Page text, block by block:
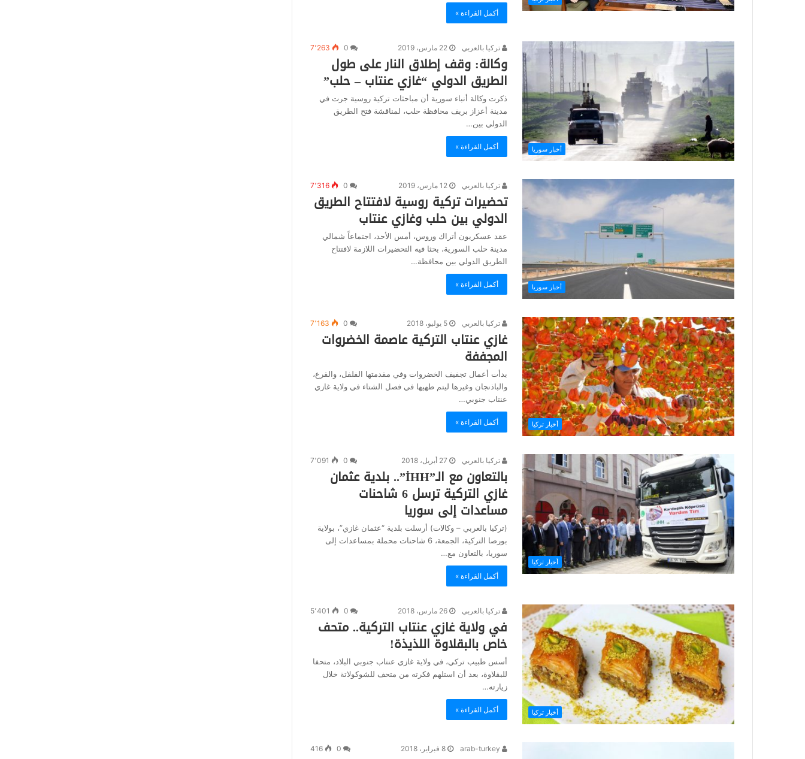
أكمل القراءة »
أخبار سوريا
تركيا بالعربي 22 مارس، 2019 7٬263
وكالة: وقف إطلاق النار على طول
الطريق الدولي “غازي عنتاب – حلب”
ذكرت وكالة أنباء سورية أن مباحثات تركية روسية جرت في
مدينة أعزاز بريف محافظة حلب، لمناقشة فتح الطريق
الدولي بين…
أكمل القراءة »
أخبار سوريا
تركيا بالعربي 12 مارس، 2019 7٬316
تحضيرات تركية روسية لافتتاح الطريق
الدولي بين حلب وغازي عنتاب
عقد عسكريون أتراك وروس، أمس الأحد، اجتماعاً شمالي
مدينة حلب السورية، بحثا فيه التحضيرات اللازمة لافتتاح
الطريق الدولي بين محافظة…
أكمل القراءة »
أخبار تركيا
تركيا بالعربي 5 يوليو، 2018 7٬163
غازي عنتاب التركية عاصمة الخضروات
المجففة
بدأت أعمال تجفيف الخضروات وفي مقدمتها الفلفل، والقرع،
والباذنجان وغيرها ليتم طهيها في فصل الشتاء في ولاية غازي
عنتاب جنوبي…
أكمل القراءة »
أخبار تركيا
تركيا بالعربي 27 أبريل، 2018 7٬091
بالتعاون مع الـ”İHH”.. بلدية عثمان
غازي التركية ترسل 6 شاحنات
مساعدات إلى سوريا
(تركيا بالعربي – وكالات) أرسلت بلدية “عثمان غازي”، بولاية
بورصا التركية، الجمعة، 6 شاحنات محملة بمساعدات إلى
سوريا، بالتعاون مع…
أكمل القراءة »
أخبار تركيا
تركيا بالعربي 26 مارس، 2018 5٬401
في ولاية غازي عنتاب التركية.. متحف
خاص بالبقلاوة اللذيذة!
أسس طبيب تركي، في ولاية غازي عنتاب جنوبي البلاد، متحفا
للبقلاوة، بعد أن استلهم فكرته من متحف للشوكولاتة خلال
زيارته…
أكمل القراءة »
8 فبراير، 2018 416